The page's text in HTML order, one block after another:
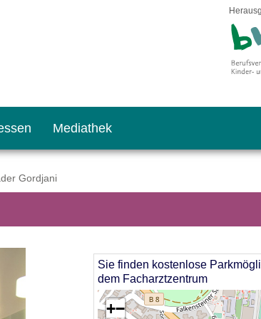
Mediathek
Gordjani
Sie finden kostenlose
dem Facharztzentrum
+−